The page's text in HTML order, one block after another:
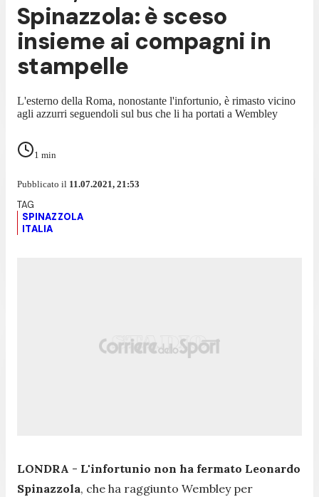
Spinazzola: è sceso
insieme ai compagni in
stampelle
L'esterno della Roma, nonostante l'infortunio, è rimasto vicino
agli azzurri seguendoli sul bus che li ha portati a Wembley
1 min
Pubblicato il 11.07.2021, 21:53
SPINAZZOLA
ITALIA
LONDRA - L'infortunio non ha fermato Leonardo
Spinazzola, che ha raggiunto Wembley per